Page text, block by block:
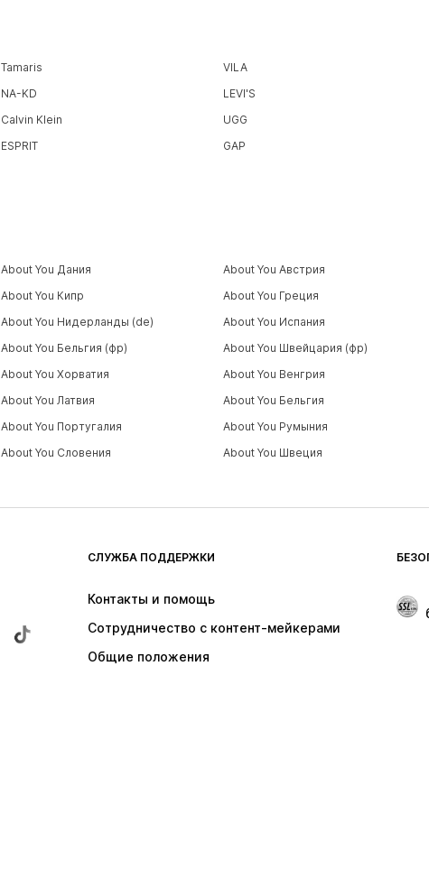
Tamaris VILA
NA-KD LEVI'S
Calvin Klein UGG
ESPRIT GAP
СЛУЖБА ПОДДЕРЖКИ
Контакты и помощь
Сотрудничество с контент-мейкерами
Общие положения
About You Дания About You Австрия
About You Кипр About You Греция
About You Нидерланды (de) About You Испания
About You Бельгия (фр) About You Швейцария (фр)
About You Хорватия About You Венгрия
About You Латвия About You Бельгия
About You Португалия About You Румыния
About You Словения About You Швеция